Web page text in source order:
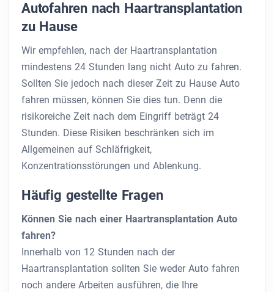
Autofahren nach Haartransplantation
zu Hause
Wir empfehlen, nach der Haartransplantation
mindestens 24 Stunden lang nicht Auto zu fahren.
Sollten Sie jedoch nach dieser Zeit zu Hause Auto
fahren müssen, können Sie dies tun. Denn die
risikoreiche Zeit nach dem Eingriff beträgt 24
Stunden. Diese Risiken beschränken sich im
Allgemeinen auf Schläfrigkeit,
Konzentrationsstörungen und Ablenkung.
Häufig gestellte Fragen
Können Sie nach einer Haartransplantation Auto
fahren?
Innerhalb von 12 Stunden nach der
Haartransplantation sollten Sie weder Auto fahren
noch andere Arbeiten ausführen, die Ihre